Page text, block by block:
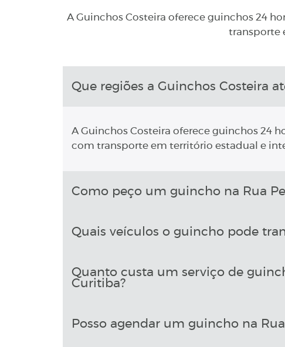
A Guinchos Costeira oferece guinchos 24
transporte
Que regiões a Guinchos Costeira
A Guinchos Costeira oferece guinchos 24
com transporte em território estadual e
Como peço um guincho na Rua
Quais veículos o guincho pode
Quanto custa um serviço de
Curitiba?
Posso agendar um guincho na